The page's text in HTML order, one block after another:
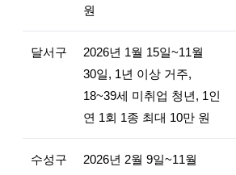
원
달서구
2026년 1월 15일~11월
30일, 1년 이상 거주,
18~39세 미취업 청년, 1인
연 1회 1종 최대 10만 원
수성구
2026년 2월 9일~11월